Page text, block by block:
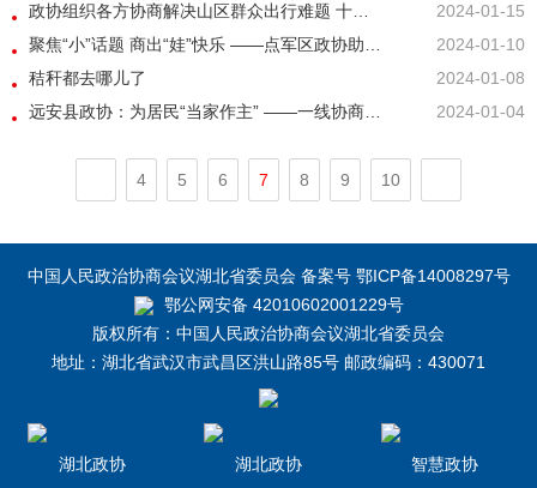
政协组织各方协商解决山区群众出行难题 十堰茅箭区“定制公交”为民服务
2024-01-15
聚焦“小”话题 商出“娃”快乐 ——点军区政协助力五龙社区解决托育难题
2024-01-10
秸秆都去哪儿了
2024-01-08
远安县政协：为居民“当家作主” ——一线协商为社区建设寻找“良方”
2024-01-04
4 5 6 7 8 9 10
中国人民政治协商会议湖北省委员会 备案号 鄂ICP备14008297号
鄂公网安备 42010602001229号
版权所有：中国人民政治协商会议湖北省委员会
地址：湖北省武汉市武昌区洪山路85号 邮政编码：430071
湖北政协 湖北政协 智慧政协